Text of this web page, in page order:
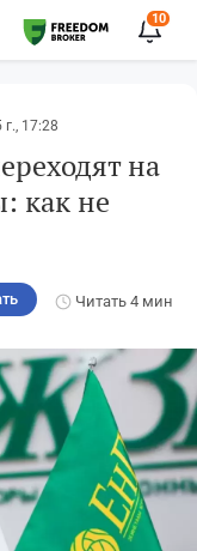
10
17:28
на
как не
Читать 4 мин